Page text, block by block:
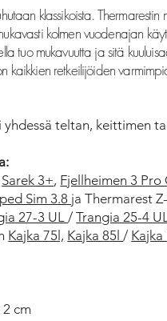
klassikoista.
kolmen vuodenajan
tuo mukavuutta ja sitä
kaikkien retkeilijöiden
yhdessä teltan, keittimen
Sarek 3+, Fjellheimen 3 Pro
Sim 3.8 ja Thermarest
27-3 UL/Trangia 25-4
Kajka 75l, Kajka 85l/ Kajka
cm